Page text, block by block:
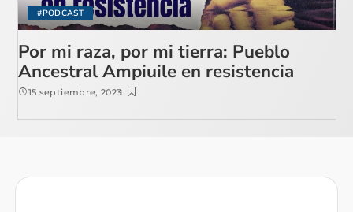
#PODCAST
Por mi raza, por mi tierra: Pueblo
Ancestral Ampiuile en resistencia
15 septiembre, 2023